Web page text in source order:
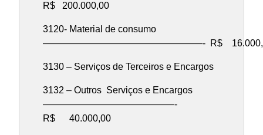
R$ 200.000,00
3120- Material de consumo
—————————————————- R$
3130 – Serviços de Terceiros e Encargos
3132 – Outros Serviços e Encargos
——————————————-
R$ 40.000,00